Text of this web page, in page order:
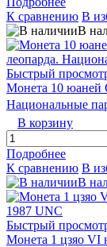
К сравнению В
В
Быстрый
Монета 10 юаней
Национальные
В корзину
Подробнее
К сравнению В
В
Быстрый
Монета 1 цзяо VI